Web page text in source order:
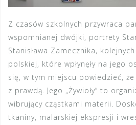
Z czasów szkolnych przywraca
wspomnianej dwójki, portrety
Stanisława Zamecznika,
polskiej, które wpłynęły na jego
się, w tym miejscu powiedzieć,
z prawdą. Jego „Żywioły“ to
wibrujący cząstkami materii.
tkaniny, malarskiej ekspresji i